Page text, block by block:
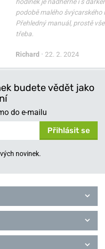
hodinek je nádherné i s
podobě malého švýcarského
Přehledný manuál, prostě
třeba.
Richard • 22. 2. 2024
budete vědět jako
do e-mailu
Přihlásit se
novinek.